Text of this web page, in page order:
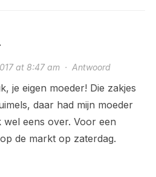
at 8:47 am· Antwoord
je eigen moeder! Die zakjes
daar had mijn moeder
wel eens over. Voor een
de markt op zaterdag.